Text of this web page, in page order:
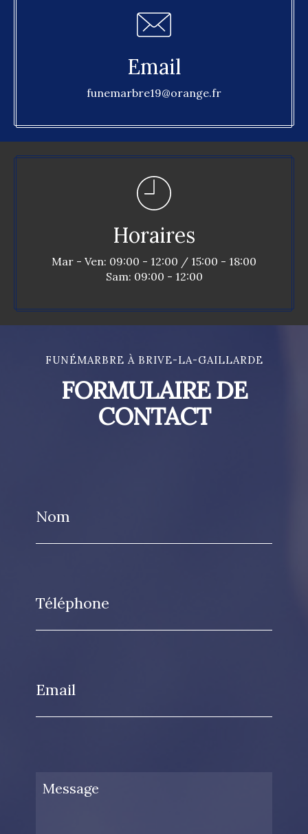
Email
funemarbre19@orange.fr
Horaires
Mar - Ven: 09:00 - 12:00 / 15:00 - 18:00
Sam: 09:00 - 12:00
FUNÉMARBRE À BRIVE-LA-GAILLARDE
FORMULAIRE DE
CONTACT
Nom
Téléphone
Email